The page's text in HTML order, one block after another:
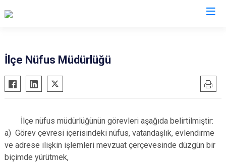
19 Mayıs
Alaçam
Ayvacık
Bafra
Çarşamba
Vezirköprü
Yakakent
İlçe Nüfus Müdürlüğü
İlçe nüfus müdürlüğünün görevleri aşağıda belirtilmiştir:
a) Görev çevresi içerisindeki nüfus, vatandaşlık, evlendirme
ve adrese ilişkin işlemleri mevzuat çerçevesinde düzgün bir
biçimde yürütmek,